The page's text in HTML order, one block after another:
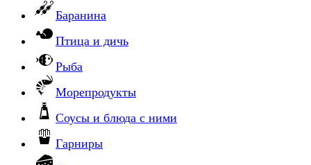
Баранина
Птица и дичь
Рыба
Морепродукты
Соусы и блюда с ними
Гарниры